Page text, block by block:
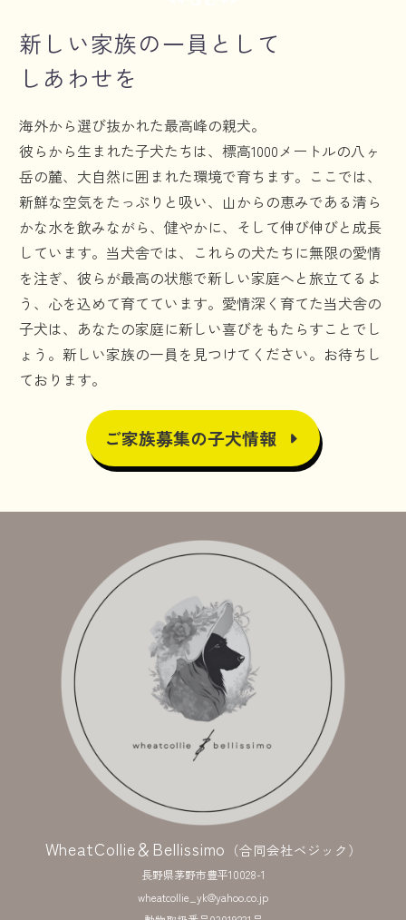
新しい家族の一員として
しあわせを
海外から選び抜かれた最高峰の親犬。
彼らから生まれた子犬たちは、標高1000メートルの八ヶ
岳の麓、大自然に囲まれた環境で育ちます。ここでは、
新鮮な空気をたっぷりと吸い、山からの恵みである清ら
かな水を飲みながら、健やかに、そして伸び伸びと成長
しています。当犬舎では、これらの犬たちに無限の愛情
を注ぎ、彼らが最高の状態で新しい家庭へと旅立てるよ
う、心を込めて育てています。愛情深く育てた当犬舎の
子犬は、あなたの家庭に新しい喜びをもたらすことでし
ょう。新しい家族の一員を見つけてください。お待ちし
ております。
ご家族募集の子犬情報
WheatCollie＆Bellissimo （合同会社ベジック）
長野県茅野市豊平10028-1
wheatcollie_yk@yahoo.co.jp